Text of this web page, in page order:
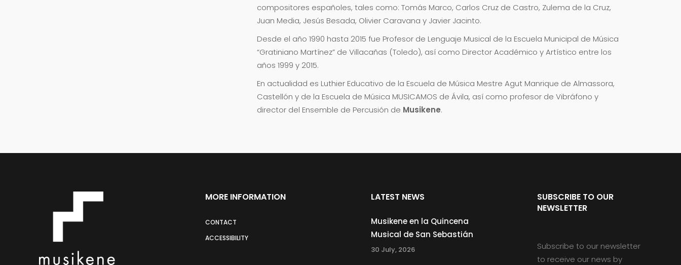
compositores españoles, tales como: Tomás Marco, Carlos Cruz de Castro, Zulema de la Cruz,
Juan Media, Jesús Besada, Olivier Caravana y Javier Jacinto.
Desde el año 1990 hasta 2015 fue Profesor de Lenguaje Musical de la Escuela Municipal de Música
“Gratiniano Martínez” de Villacañas (Toledo), así como Director Académico y Artístico entre los
años 1999 y 2015.
En actualidad es Luthier Educativo de la Escuela de Música Mestre Agut Manrique de Almassora,
Castellón y de la Escuela de Música MUSICAMOS de Ávila, así como profesor de Vibráfono y
director del Ensemble de Percusión de Musikene.
MORE INFORMATION
CONTACT
ACCESSIBILITY
LATEST NEWS
Musikene en la Quincena
Musical de San Sebastián
30 July, 2026
SUBSCRIBE TO OUR
NEWSLETTER
Subscribe to our newsletter
to receive our news by